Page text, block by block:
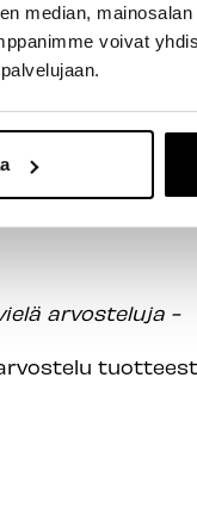
median,
voivat
arvosteluja -